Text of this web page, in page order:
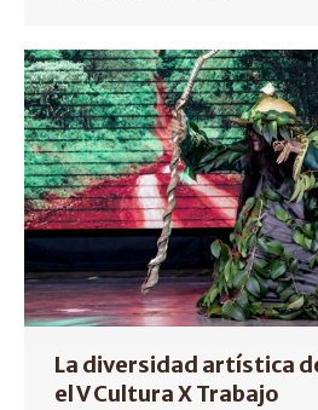
La diversidad artística
el V Cultura X Trabajo